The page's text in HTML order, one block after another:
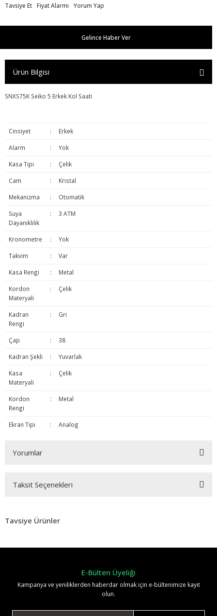
Tavsiye Et Fiyat Alarmı Yorum Yap
Gelince Haber Ver
Ürün Bilgisi
SNXS75K Seiko 5 Erkek Kol Saati
Cinsiyet : Erkek
Alarm : Yok
Kasa Tipi : Çelik
Cam : Kristal
Mekanizma : Otomatik
Suya
Dayanıklılık
: 3 ATM
Kronometre : Yok
Takvim : Var
Kasa Rengi : Metal
Kordon
Materyali
: Çelik
Kadran
Rengi
: Gri
Çap : 38
Kadran Şekli : Yuvarlak
Kasa
Materyali
: Çelik
Kordon
Rengi
: Metal
Ekran Tipi : Analog
Yorumlar
Taksit Seçenekleri
Tavsiye Ürünler
E-Bülten Üyeliği
Kampanya ve yeniliklerden haberdar olmak için e-bültenimize kayıt
olun.